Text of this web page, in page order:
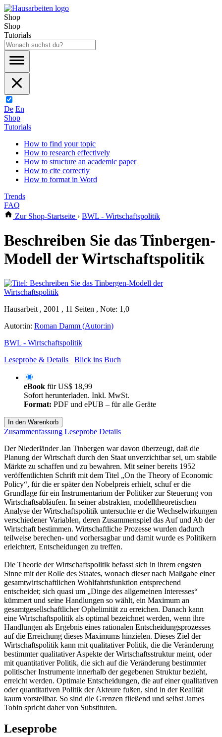
Shop
Shop
Tutorials
De En
Shop
Tutorials
How to find your topic
How to research effectively
How to structure an academic paper
How to cite correctly
How to format in Word
Trends
FAQ
Zur Shop-Startseite › BWL - Wirtschaftspolitik
Beschreiben Sie das Tinbergen-
Modell der Wirtschaftspolitik
Hausarbeit , 2001 , 11 Seiten , Note: 1,0
Autor:in: Roman Damm (Autor:in)
BWL - Wirtschaftspolitik
Leseprobe & Details
Blick ins Buch
eBook fürUS$ 18,99
Sofort herunterladen. Inkl. MwSt.
Format: PDF und ePUB – für alle Geräte
In den Warenkorb
Zusammenfassung Leseprobe Details
Der Niederländer Jan Tinbergen war davon überzeugt, daß die
Planung der Wirtschaft durch den Staat unverzichtbar sei, um stabile
Märkte zu schaffen und zu bewahren. Mit seiner bereits 1952
veröffentlichten Schrift mit dem Titel „On the Theory of Economic
Policy“, für die er später den Nobelpreis erhielt, schuf er die
Grundlage für ein Instrumentarium der Politiker zur Steuerung von
Wirtschaftsabläufen. In seiner abstrakten, modelltheoretischen
Analyse der Wirtschaftspolitik untersuchte er die Wechselwirkungen
verschiedener Variablen, deren Zusammenspiel das Auf und Ab der
Wirtschaft bestimmen. Wirtschaftliche Prozesse wurden dadurch
teilweise berechen- und vorhersagbar und damit wurde es Politikern
erleichtert, Entscheidungen zu treffen.
Die Theorie der Wirtschaftspolitik befasst sich in ihrem engsten
Sinne mit der Rolle des Staates, wonach dieser nach Maßgabe einer
gesamtwirtschaftlichen Wohlfahrtsfunktion entsprechend
entscheidet; sich quasi um „Dinge des allgemeinen Interesses“
kümmert und seine Handlungen so wählt, ein Maximum an
gesamtgesellschaftlicher Ophelimität zu erreichen. Danach kann
eine Wirtschaftspolitik als optimal bezeichnet werden, wenn ihre
Handlungen als Ergebnis eines rationalen Entscheidungsprozesses
auf die Erreichung dieses Maximums hinzielen. Dieses Ziel der
Wirtschaftspolitik kann mit qualitativer Politik, die die Veränderung
bestimmter qualitativer Aspekte der Wirtschaftsstruktur meint, oder
mit quantitativer Politik, die sich auf die Veränderung bestimmter
politischer Instrumente innerhalb der gegebenen Struktur bezieht,
erreicht werden. Optimale Entscheidungen, die auf einer qualitativen
oder quantitativen Politik der Akteure fußen, sind in der Realität
kaum vorstellbar. So sind die Grenzen fließend und selbst James
Tobin spricht daher von Substituten.
Leseprobe